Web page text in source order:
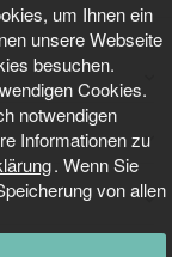
um Ihnen ein
unsere Webseite
besuchen.
Cookies.
notwendigen
Informationen zu
. Wenn Sie
von allen